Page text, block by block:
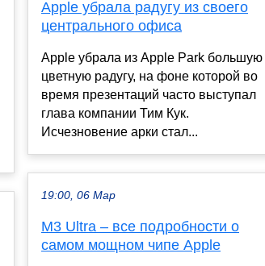
Apple убрала радугу из своего
центрального офиса
Apple убрала из Apple Park большую
цветную радугу, на фоне которой во
время презентаций часто выступал
глава компании Тим Кук.
Исчезновение арки стал...
19:00, 06 Мар
M3 Ultra – все подробности о
самом мощном чипе Apple